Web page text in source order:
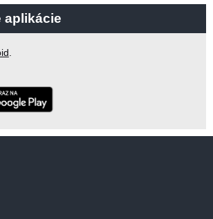
aplikácie